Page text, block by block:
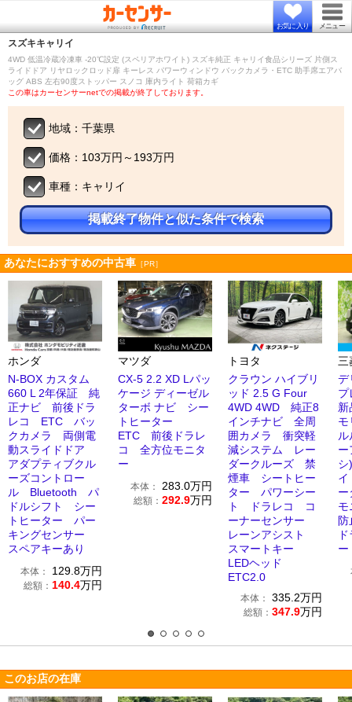
お気に入り メニュー
スズキキャリイ
4WD 低温冷蔵冷凍車 -20℃設定 (スペリアホワイト) スズキ純正 キャリイ食品シリーズ 片側ス
ライドドア リヤロックロッド扉 キーレス パワーウィンドウ バックカメラ・ETC 助手席エアバ
ッグ ABS 左右90度ストッパー スノコ 庫内ライト 荷箱カギ
この車はカーセンサーnetでの掲載が終了しております。
地域：千葉県
価格：103万円～193万円
車種：キャリイ
掲載終了物件と似た条件で検索
あなたにおすすめの中古車 ［PR］
ホンダ
N-BOX カスタム
660 L 2年保証 純
正ナビ 前後ドラ
レコ ETC バッ
クカメラ 両側電
動スライドドア
アダプティブクル
ーズコントロー
ル Bluetooth パ
ドルシフト シー
トヒーター パー
キングセンサー
スペアキーあり
本体： 129.8万円
総額： 140.4万円
マツダ
CX-5 2.2 XD Lパッ
ケージ ディーゼル
ターボ ナビ シー
トヒーター
ETC 前後ドラレ
コ 全方位モニタ
ー
本体： 283.0万円
総額： 292.9万円
トヨタ
クラウン ハイブリ
ッド 2.5 G Four
4WD 4WD 純正8
インチナビ 全周
囲カメラ 衝突軽
減システム レー
ダークルーズ 禁
煙車 シートヒー
ター パワーシー
ト ドラレコ コ
ーナーセンサー
レーンアシスト
スマートキー
LEDヘッド
ETC2.0
本体： 335.2万円
総額： 347.9万円
三
デ
プ
新
モ
ー
シ
イ
ー
モ
防
ー
このお店の在庫